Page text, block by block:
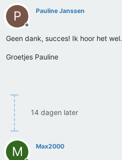
P
Offline
Pauline Janssen
Geen dank, succes! Ik hoor het wel.
Groetjes Pauline
14 dagen later
M Max2000